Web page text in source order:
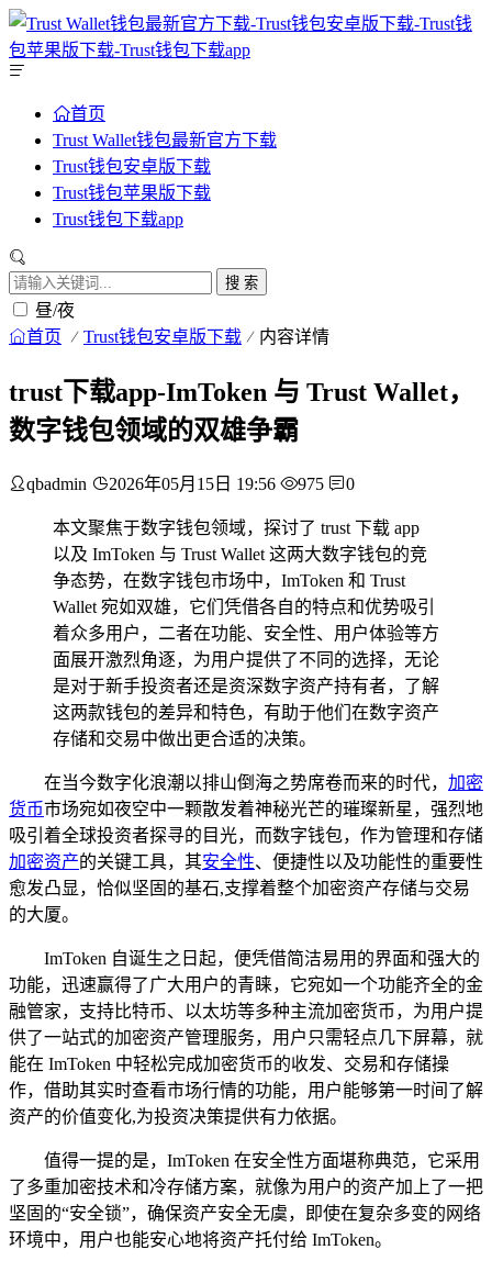
首页
Trust Wallet钱包最新官方下载
Trust钱包安卓版下载
Trust钱包苹果版下载
Trust钱包下载app
搜 索
昼/夜
首页 Trust钱包安卓版下载 内容详情
trust下载app-ImToken 与 Trust Wallet，
数字钱包领域的双雄争霸
qbadmin 2026年05月15日 19:56 975 0
本文聚焦于数字钱包领域，探讨了 trust 下载 app
以及 ImToken 与 Trust Wallet 这两大数字钱包的竞
争态势，在数字钱包市场中，ImToken 和 Trust
Wallet 宛如双雄，它们凭借各自的特点和优势吸引
着众多用户，二者在功能、安全性、用户体验等方
面展开激烈角逐，为用户提供了不同的选择，无论
是对于新手投资者还是资深数字资产持有者，了解
这两款钱包的差异和特色，有助于他们在数字资产
存储和交易中做出更合适的决策。
在当今数字化浪潮以排山倒海之势席卷而来的时代， 加密
货币市场宛如夜空中一颗散发着神秘光芒的璀璨新星，强烈地
吸引着全球投资者探寻的目光，而数字钱包，作为管理和存储
加密资产的关键工具，其安全性、便捷性以及功能性的重要性
愈发凸显，恰似坚固的基石,支撑着整个加密资产存储与交易
的大厦。
ImToken 自诞生之日起，便凭借简洁易用的界面和强大的
功能，迅速赢得了广大用户的青睐，它宛如一个功能齐全的金
融管家，支持比特币、以太坊等多种主流加密货币，为用户提
供了一站式的加密资产管理服务，用户只需轻点几下屏幕，就
能在 ImToken 中轻松完成加密货币的收发、交易和存储操
作，借助其实时查看市场行情的功能，用户能够第一时间了解
资产的价值变化,为投资决策提供有力依据。
值得一提的是，ImToken 在安全性方面堪称典范，它采用
了多重加密技术和冷存储方案，就像为用户的资产加上了一把
坚固的“安全锁”，确保资产安全无虞，即使在复杂多变的网络
环境中，用户也能安心地将资产托付给 ImToken。